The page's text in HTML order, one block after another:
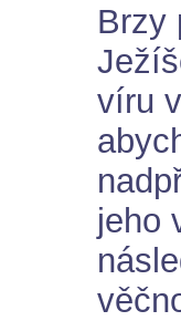
Brzy
víru
jeho